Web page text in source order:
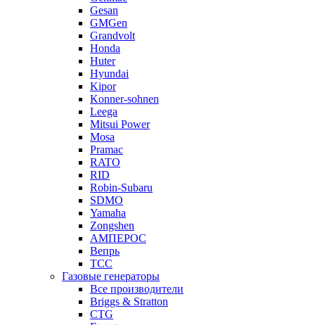
Gesan
GMGen
Grandvolt
Honda
Huter
Hyundai
Kipor
Konner-sohnen
Leega
Mitsui Power
Mosa
Pramac
RATO
RID
Robin-Subaru
SDMO
Yamaha
Zongshen
АМПЕРОС
Вепрь
ТСС
Газовые генераторы
Все производители
Briggs & Stratton
CTG